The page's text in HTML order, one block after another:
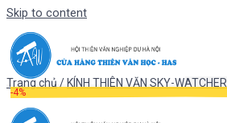
Skip to content
Trang chủ / KÍNH THIÊN VĂN SKY-WATCHER
-4%